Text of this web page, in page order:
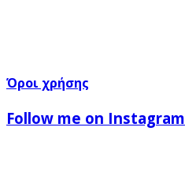
Όροι χρήσης
Follow me on Instagram